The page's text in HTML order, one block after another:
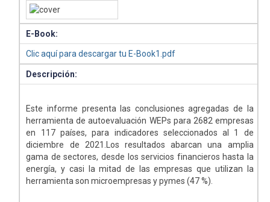
E-Book:
Clic aquí para descargar tu E-Book1.pdf
Descripción:
Este informe presenta las conclusiones agregadas de la
herramienta de autoevaluación WEPs para 2682 empresas
en 117 países, para indicadores seleccionados al 1 de
diciembre de 2021.Los resultados abarcan una amplia
gama de sectores, desde los servicios financieros hasta la
energía, y casi la mitad de las empresas que utilizan la
herramienta son microempresas y pymes (47 %).